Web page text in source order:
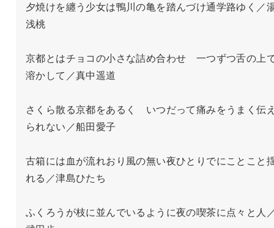
夕焼けを纏う少女は鴨川の亀を踏んづけ通学路ゆく／
浅桃
京都とはチョコの小さな詰め合わせ　一つずつ舌の上
溶かして／真中遥道
さくら散る京都をあるく　いつだって痛みをうまく伝
られない／船田愛子
古箱には血が流れおり風の無い夜ひとりでにことこと
れる／津島ひたち
ふくろうが枝に並んでいるように夜の喫茶に点々と人